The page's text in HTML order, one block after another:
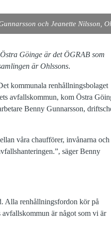
och Jeanette Nilsson,
Göinge är det ÖGRAB som
är Ohlssons.
kommunala renhållningsbolaget
avfallskommun, kom Östra
Benny Gunnarsson,
våra chaufförer, invånarna och
säger Benny
Alla renhållningsfordon kör på
är något som vi är